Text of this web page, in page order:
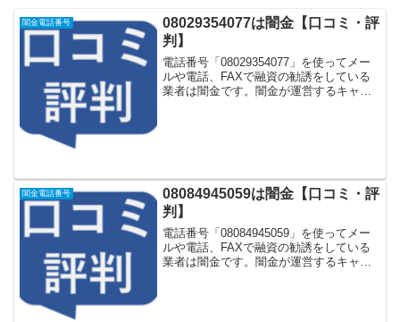
闇金電話番号
08029354077は闇金【口コミ・評
判】
電話番号「08029354077」を使ってメー
ルや電話、FAXで融資の勧誘をしている
業者は闇金です。闇金が運営するキャッ
闇金電話番号
08084945059は闇金【口コミ・評
判】
電話番号「08084945059」を使ってメー
ルや電話、FAXで融資の勧誘をしている
業者は闇金です。闇金が運営するキャッ